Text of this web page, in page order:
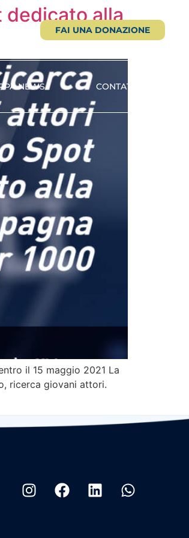
FAI UNA DONAZIONE
NEWS CONTATTACI
dedicato alla
il 15 maggio 2021 La
ricerca giovani attori.